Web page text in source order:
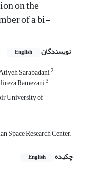
on the
of a bi-
نویسندگان English
Sarabadani2
Ramezani3
University of
Space Research Center,
چکیده
English